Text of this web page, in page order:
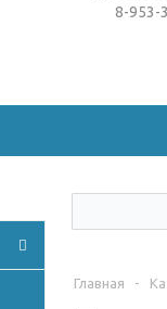
8-953-
Главная -